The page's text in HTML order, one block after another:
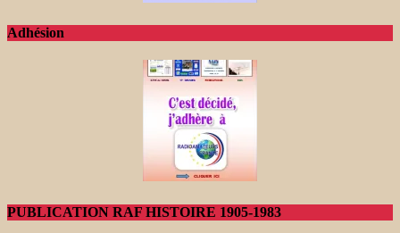
Adhésion
PUBLICATION RAF HISTOIRE 1905-1983